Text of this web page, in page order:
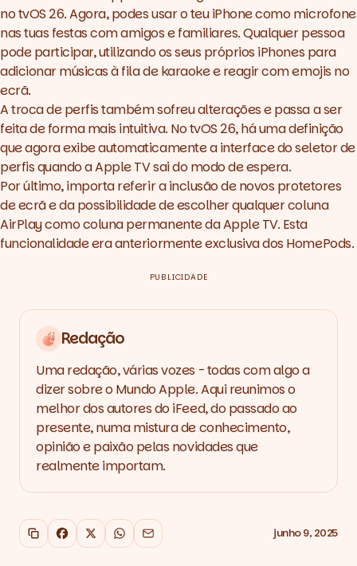
no tvOS 26. Agora, podes usar o teu iPhone como microfone
nas tuas festas com amigos e familiares. Qualquer pessoa
pode participar, utilizando os seus próprios iPhones para
adicionar músicas à fila de karaoke e reagir com emojis no
ecrã.
A troca de perfis também sofreu alterações e passa a ser
feita de forma mais intuitiva. No tvOS 26, há uma definição
que agora exibe automaticamente a interface do seletor de
perfis quando a Apple TV sai do modo de espera.
Por último, importa referir a inclusão de novos protetores
de ecrã e da possibilidade de escolher qualquer coluna
AirPlay como coluna permanente da Apple TV. Esta
funcionalidade era anteriormente exclusiva dos HomePods.
PUBLICIDADE
Redação
Uma redação, várias vozes - todas com algo a
dizer sobre o Mundo Apple. Aqui reunimos o
melhor dos autores do iFeed, do passado ao
presente, numa mistura de conhecimento,
opinião e paixão pelas novidades que
realmente importam.
Copiar link
Facebook
X WhatsApp
Email junho 9, 2025